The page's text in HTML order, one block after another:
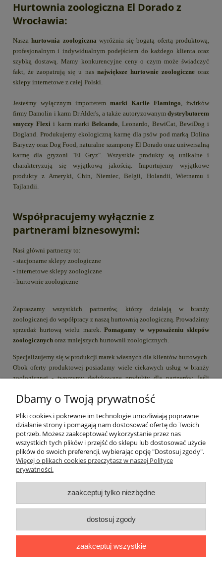
Hurtownia zoologiczna El Dorado z
Wrocławia:
Naszahurtownia zoologiczna wyróżnia się bogatą ofertą produktową,
profesjonalnym i indywidualnym podejściem do każdego klienta oraz
szybką dostawą. Mamy konkurencyjne ceny o czym może świadczyć
fakt, że zaopatrują się u nas największe hurtownie zoologiczneoraz
sklepy internetowe z całej Polski.
Jesteśmy wyłącznym importerem marki Karlie Flamingo, żwirków
firmy Damolin i karm Dr Alder's, a także autoryzowanym dystrybutorem
smyczy Flexi i karm markiBelcando, Leonardo, BewiCat, BewiDog i
Dogland. Produkujemy ekologiczną karmę dla psów pod marką Dolina
Baryczy oraz Dog Food, naturalne szampony El Dorado oraz uniwersalną
karmę dla gryzoni "El Gryz". Wszystkie produkty są unikalne i
charakteryzują się wyjątkową jakością. Importujemy wyjątkowe
produkty z Ameryki, Chin, Niemiec, Belgii, Holandii, Wietnamu i
Tajlandii.
Współpracujemy wyłącznie z
partnerami biznesowymi:
Nasi główni partnerzy to:
- stacjonarne sklepy zoologiczne
- internetowe sklepy zoologiczne
- hurtownie zoologiczne
Zapraszamy wszystkich partnerów, którzy działają w branży
zoologicznej do współpracy z naszą hurtownią zoologiczną. Prowadzimy
sprzedaż hurtową wielu marek.Pomagamy w wyposażeniu sklepów
zoologicznych oraz mniejszych hurtownii zoologicznych.
Specjalizujemy się w produkcji marek własnych dla klientów hurtowych.
Obok oferty produktowej posiadamy wiele ciekawych usług w branży
zoologicznej - tworzymy dedykowane produkty dla partnerów. Jeśli
kota z waszą marką (opakowanie + logo) to zapraszamy do kontaktu.
Pomoc
Moje konto
Informacje
Dbamy o Twoją prywatność
Pliki cookies i pokrewne im technologie umożliwiają poprawne
działanie strony i pomagają nam dostosować ofertę do Twoich
potrzeb. Możesz zaakceptować wykorzystanie przez nas
wszystkich tych plików i przejść do sklepu lub dostosować użycie
plików do swoich preferencji, wybierając opcję "Dostosuj zgody".
Więcej o plikach cookies przeczytasz w naszej Polityce
prywatności.
zaakceptuj tylko niezbędne
dostosuj zgody
zaakceptuj wszystkie